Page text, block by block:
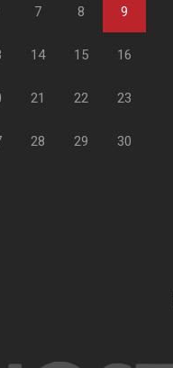
7 8 9
14 15 16
21 22 23
28 29 30